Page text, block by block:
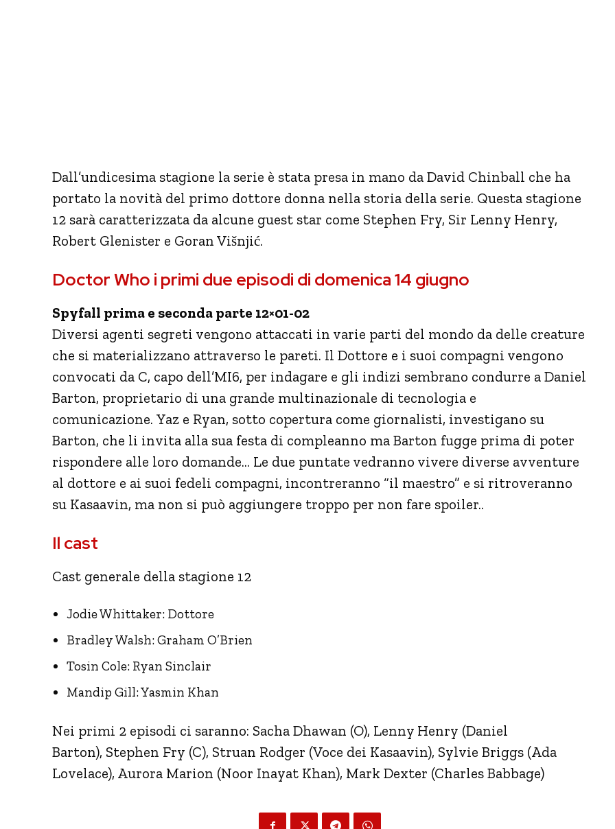
Dall’undicesima stagione la serie è stata presa in mano da David Chinball che ha
portato la novità del primo dottore donna nella storia della serie. Questa stagione
12 sarà caratterizzata da alcune guest star come Stephen Fry, Sir Lenny Henry,
Robert Glenister e Goran Višnjić.
Doctor Who i primi due episodi di domenica 14 giugno
Spyfall prima e seconda parte 12×01-02
Diversi agenti segreti vengono attaccati in varie parti del mondo da delle creature
che si materializzano attraverso le pareti. Il Dottore e i suoi compagni vengono
convocati da C, capo dell’MI6, per indagare e gli indizi sembrano condurre a Daniel
Barton, proprietario di una grande multinazionale di tecnologia e
comunicazione. Yaz e Ryan, sotto copertura come giornalisti, investigano su
Barton, che li invita alla sua festa di compleanno ma Barton fugge prima di poter
rispondere alle loro domande… Le due puntate vedranno vivere diverse avventure
al dottore e ai suoi fedeli compagni, incontreranno “il maestro” e si ritroveranno
su Kasaavin, ma non si può aggiungere troppo per non fare spoiler..
Il cast
Cast generale della stagione 12
Jodie Whittaker: Dottore
Bradley Walsh: Graham O’Brien
Tosin Cole: Ryan Sinclair
Mandip Gill: Yasmin Khan
Nei primi 2 episodi ci saranno: Sacha Dhawan (O), Lenny Henry (Daniel
Barton), Stephen Fry (C), Struan Rodger (Voce dei Kasaavin), Sylvie Briggs (Ada
Lovelace), Aurora Marion (Noor Inayat Khan), Mark Dexter (Charles Babbage)